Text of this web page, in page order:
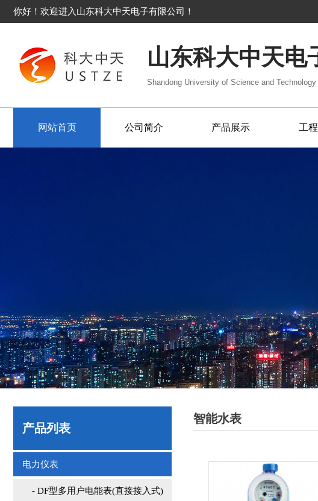
你好！欢迎进入山东科大中天电子有限公司！
山东科大中天电
Shandong University of Science and
网站首页 公司简介 产品展示 工
产品列表
电力仪表
- DF型多用户电能表(直接接入式)
智能水表